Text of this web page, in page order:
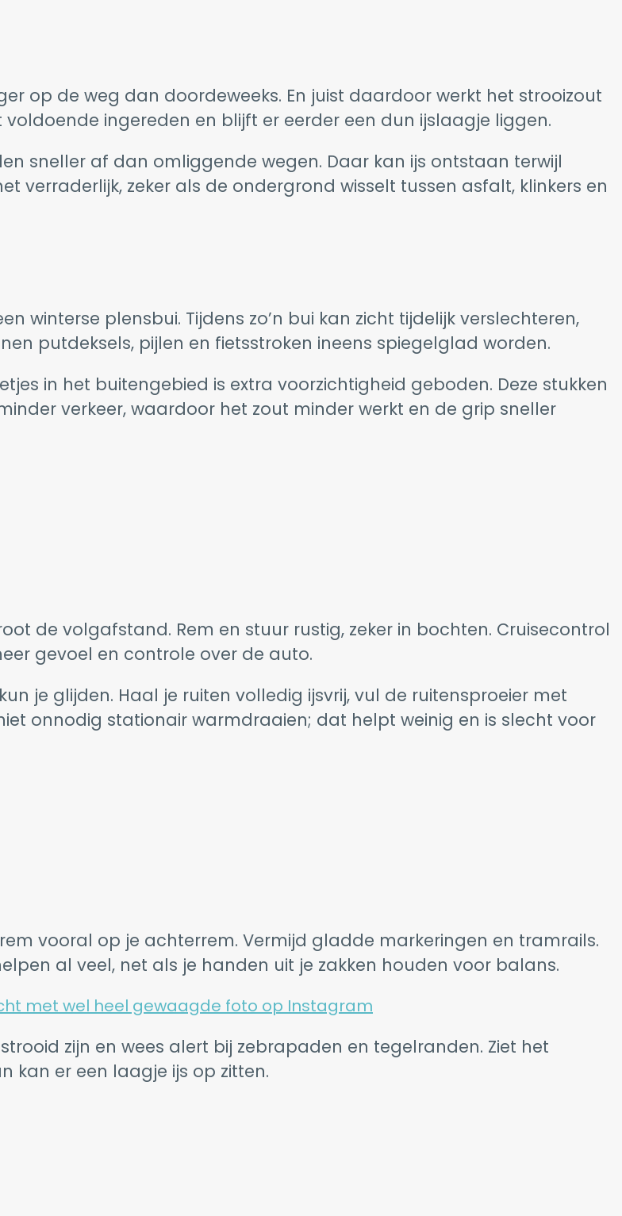
op de weg dan doordeweeks. En juist daardoor werkt het strooizout
ingereden en blijft er eerder een dun ijslaagje liggen.
sneller af dan omliggende wegen. Daar kan ijs ontstaan terwijl
verraderlijk, zeker als de ondergrond wisselt tussen asfalt, klinkers en
winterse plensbui. Tijdens zo’n bui kan zicht tijdelijk verslechteren,
putdeksels, pijlen en fietsstroken ineens spiegelglad worden.
in het buitengebied is extra voorzichtigheid geboden. Deze stukken
verkeer, waardoor het zout minder werkt en de grip sneller
de volgafstand. Rem en stuur rustig, zeker in bochten. Cruisecontrol
gevoel en controle over de auto.
je glijden. Haal je ruiten volledig ijsvrij, vul de ruitensproeier met
onnodig stationair warmdraaien; dat helpt weinig en is slecht voor
vooral op je achterrem. Vermijd gladde markeringen en tramrails.
al veel, net als je handen uit je zakken houden voor balans.
met wel heel gewaagde foto op Instagram
zijn en wees alert bij zebrapaden en tegelranden. Ziet het
kan er een laagje ijs op zitten.